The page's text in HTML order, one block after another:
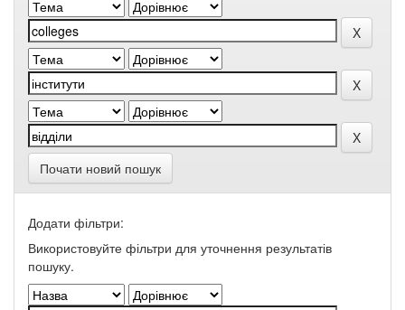
Почати новий пошук
Додати фільтри:
Використовуйте фільтри для уточнення результатів
пошуку.